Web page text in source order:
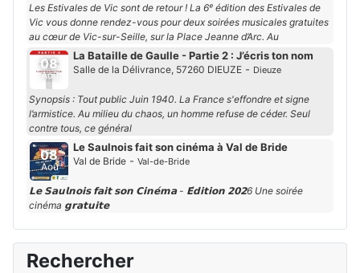
Les Estivales de Vic sont de retour ! La 6ᵉ édition des Estivales de
Vic vous donne rendez-vous pour deux soirées musicales gratuites
au cœur de Vic-sur-Seille, sur la Place Jeanne d’Arc. Au
08
Aoû
La Bataille de Gaulle - Partie 2 : J’écris ton nom
Salle de la Délivrance, 57260 DIEUZE - Dieuze
Synopsis : Tout public Juin 1940. La France s'effondre et signe
l’armistice. Au milieu du chaos, un homme refuse de céder. Seul
contre tous, ce général
08
Aoû
Le Saulnois fait son cinéma à Val de Bride
Val de Bride - Val-de-Bride
𝗟𝗲 𝗦𝗮𝘂𝗹𝗻𝗼𝗶𝘀 𝗳𝗮𝗶𝘁 𝘀𝗼𝗻 𝗖𝗶𝗻𝗲́𝗺𝗮 - 𝗘́𝗱𝗶𝘁𝗶𝗼𝗻 𝟮𝟬𝟮6 Une soirée
cinéma 𝗴𝗿𝗮𝘁𝘂𝗶𝘁𝗲
Rechercher